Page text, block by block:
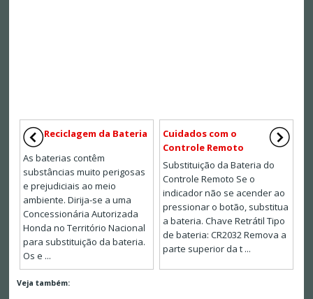
Reciclagem da Bateria
As baterias contêm
substâncias muito perigosas
e prejudiciais ao meio
ambiente. Dirija-se a uma
Concessionária Autorizada
Honda no Território Nacional
para substituição da bateria.
Os e ...
Cuidados com o
Controle Remoto
Substituição da Bateria do
Controle Remoto Se o
indicador não se acender ao
pressionar o botão, substitua
a bateria. Chave Retrátil Tipo
de bateria: CR2032 Remova a
parte superior da t ...
Veja também: